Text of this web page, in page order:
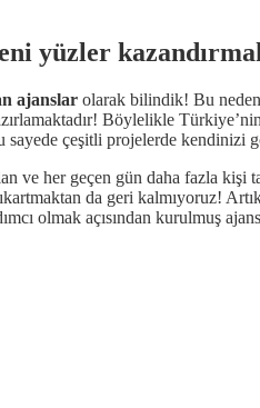
yüzler
ajanslar olarak bilindik! Bu
Böylelikle
sayede çeşitli projelerde
ve her geçen gün daha fazla kişi
da geri kalmıyoruz!
olmak açısından kurulmuş